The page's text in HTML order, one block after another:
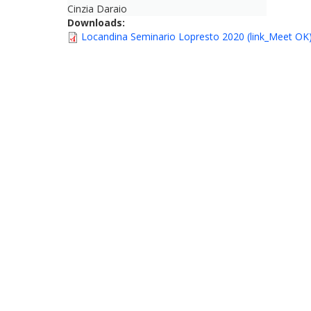
Cinzia Daraio
Downloads:
Locandina Seminario Lopresto 2020 (link_Meet